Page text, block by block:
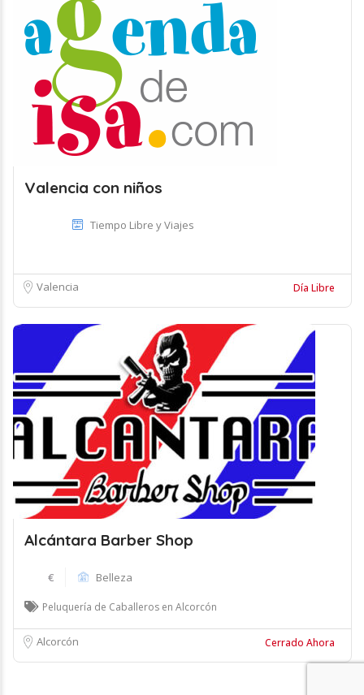
Valencia con niños
Tiempo Libre y Viajes
Valencia Día Libre
Alcántara Barber Shop
€ Belleza
Peluquería de Caballeros en Alcorcón
Alcorcón Cerrado Ahora